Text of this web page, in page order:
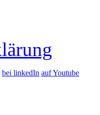
bei linkedIn auf Youtube